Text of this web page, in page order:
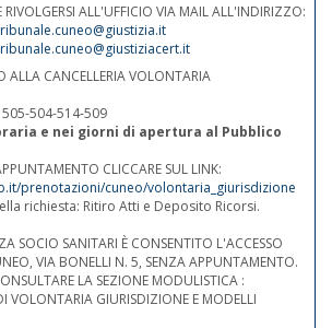
RIVOLGERSI ALL'UFFICIO VIA MAIL ALL'INDIRIZZO:
ALLA CANCELLERIA VOLONTARIA
505-504-514-509
e nei giorni di apertura al Pubblico
CLICCARE SUL LINK:
prenotazioni/cuneo/volontaria_giurisdizione
richiesta: Ritiro Atti e Deposito Ricorsi.
SOCIO SANITARI È CONSENTITO L'ACCESSO
VIA BONELLI N. 5, SENZA APPUNTAMENTO.
LA SEZIONE MODULISTICA :
VOLONTARIA GIURISDIZIONE E MODELLI